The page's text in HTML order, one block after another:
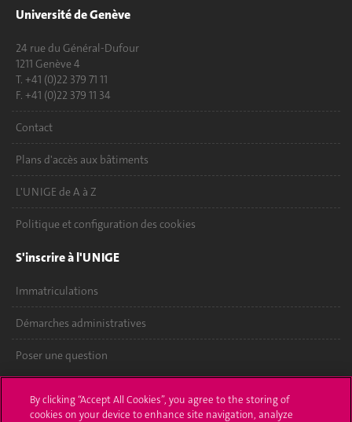
Université de Genève
24 rue du Général-Dufour
1211 Genève 4
T. +41 (0)22 379 71 11
F. +41 (0)22 379 11 34
Contact
Plans d'accès aux bâtiments
L'UNIGE de A à Z
Politique et configuration des cookies
S'inscrire à l'UNIGE
Immatriculations
Démarches administratives
Poser une question
By clicking “Accept All Cookies”, you agree to the storing of
cookies on your device to enhance site navigation, analyze